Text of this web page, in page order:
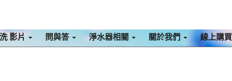
影片 問與答 淨水器相關 關於我們 線上購買